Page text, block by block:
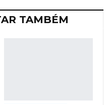
TAMBÉM